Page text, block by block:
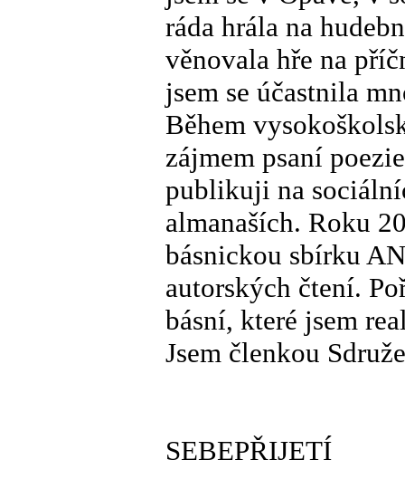
ráda hrála na
věnovala hře na
jsem se účastnila
Během
zájmem psaní
publikuji na
almanaších. Roku
básnickou sbírku
autorských čtení.
básní, které jsem
Jsem členkou
SEBEPŘIJETÍ